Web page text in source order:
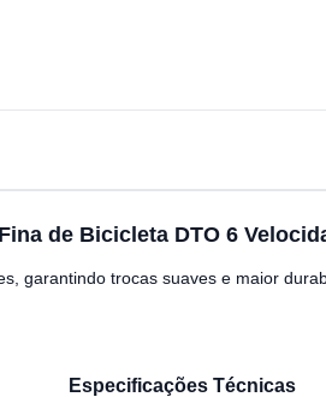
de Bicicleta DTO 6
garantindo trocas suaves e maior
Especificações Técnicas